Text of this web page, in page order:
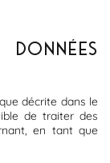
décrite dans le
de traiter des
en tant que